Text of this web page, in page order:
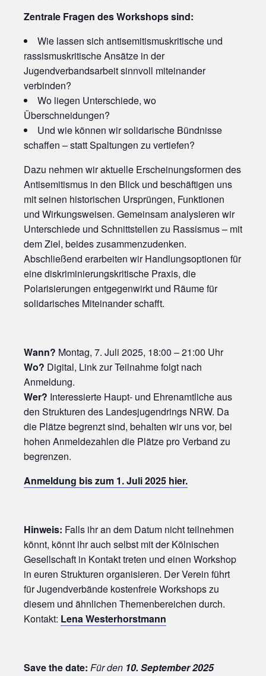
Zentrale Fragen des Workshops sind:
Wie lassen sich antisemitismuskritische und
rassismuskritische Ansätze in der
Jugendverbandsarbeit sinnvoll miteinander
verbinden?
Wo liegen Unterschiede, wo
Überschneidungen?
Und wie können wir solidarische Bündnisse
schaffen – statt Spaltungen zu vertiefen?
Dazu nehmen wir aktuelle Erscheinungsformen des
Antisemitismus in den Blick und beschäftigen uns
mit seinen historischen Ursprüngen, Funktionen
und Wirkungsweisen. Gemeinsam analysieren wir
Unterschiede und Schnittstellen zu Rassismus – mit
dem Ziel, beides zusammenzudenken.
Abschließend erarbeiten wir Handlungsoptionen für
eine diskriminierungskritische Praxis, die
Polarisierungen entgegenwirkt und Räume für
solidarisches Miteinander schafft.
Wann? Montag, 7. Juli 2025, 18:00 – 21:00 Uhr
Wo? Digital, Link zur Teilnahme folgt nach
Anmeldung.
Wer? Interessierte Haupt- und Ehrenamtliche aus
den Strukturen des Landesjugendrings NRW. Da
die Plätze begrenzt sind, behalten wir uns vor, bei
hohen Anmeldezahlen die Plätze pro Verband zu
begrenzen.
Anmeldung bis zum 1. Juli 2025 hier.
Hinweis: Falls ihr an dem Datum nicht teilnehmen
könnt, könnt ihr auch selbst mit der Kölnischen
Gesellschaft in Kontakt treten und einen Workshop
in euren Strukturen organisieren. Der Verein führt
für Jugendverbände kostenfreie Workshops zu
diesem und ähnlichen Themenbereichen durch.
Kontakt: Lena Westerhorstmann
Save the date: Für den 10. September 2025